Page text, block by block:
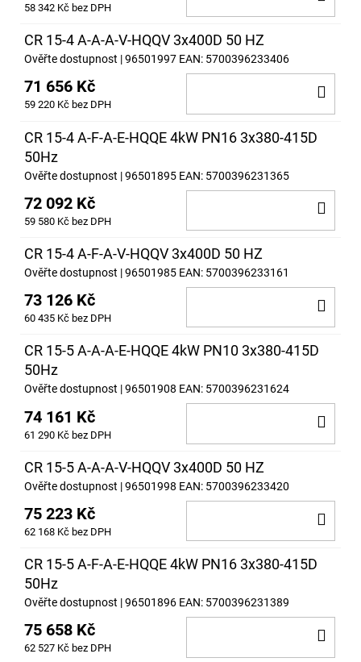
58 342 Kč bez DPH
CR 15-4 A-A-A-V-HQQV 3x400D 50 HZ
Ověřte dostupnost | 96501997 EAN: 5700396233406
71 656 Kč
59 220 Kč bez DPH
CR 15-4 A-F-A-E-HQQE 4kW PN16 3x380-415D
50Hz
Ověřte dostupnost | 96501895 EAN: 5700396231365
72 092 Kč
59 580 Kč bez DPH
CR 15-4 A-F-A-V-HQQV 3x400D 50 HZ
Ověřte dostupnost | 96501985 EAN: 5700396233161
73 126 Kč
60 435 Kč bez DPH
CR 15-5 A-A-A-E-HQQE 4kW PN10 3x380-415D
50Hz
Ověřte dostupnost | 96501908 EAN: 5700396231624
74 161 Kč
61 290 Kč bez DPH
CR 15-5 A-A-A-V-HQQV 3x400D 50 HZ
Ověřte dostupnost | 96501998 EAN: 5700396233420
75 223 Kč
62 168 Kč bez DPH
CR 15-5 A-F-A-E-HQQE 4kW PN16 3x380-415D
50Hz
Ověřte dostupnost | 96501896 EAN: 5700396231389
75 658 Kč
62 527 Kč bez DPH